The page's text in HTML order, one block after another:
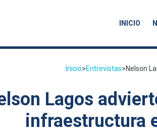
INICIO
Inicio>Entrevistas>Nelson
Lagos
infraestructura